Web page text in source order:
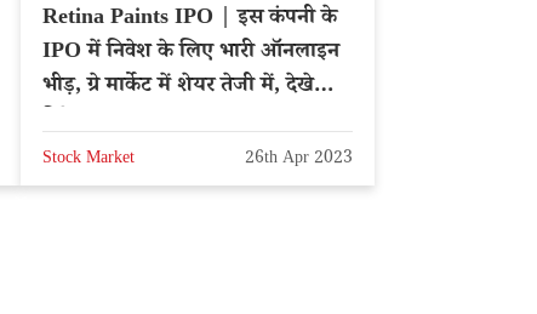
Retina Paints IPO | इस कंपनी के
IPO में निवेश के लिए भारी ऑनलाइन
भीड़, ग्रे मार्केट में शेयर तेजी में, देखे
Stock Market 26th Apr 2023